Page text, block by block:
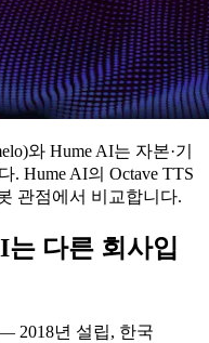
와 Hume AI는 자본·기
. Hume AI의 Octave TTS
관점에서 비교합니다.
다른 회사입
2018년 설립, 한국